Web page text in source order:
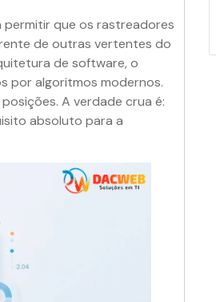
que os rastreadores
de outras vertentes do
de software, o
por algoritmos modernos.
A verdade crua é:
absoluto para a